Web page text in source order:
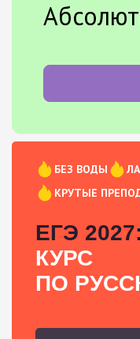
БЕЗ ВОДЫ
КРУТЫЕ
ЕГЭ 2027:
КУРС
ПО